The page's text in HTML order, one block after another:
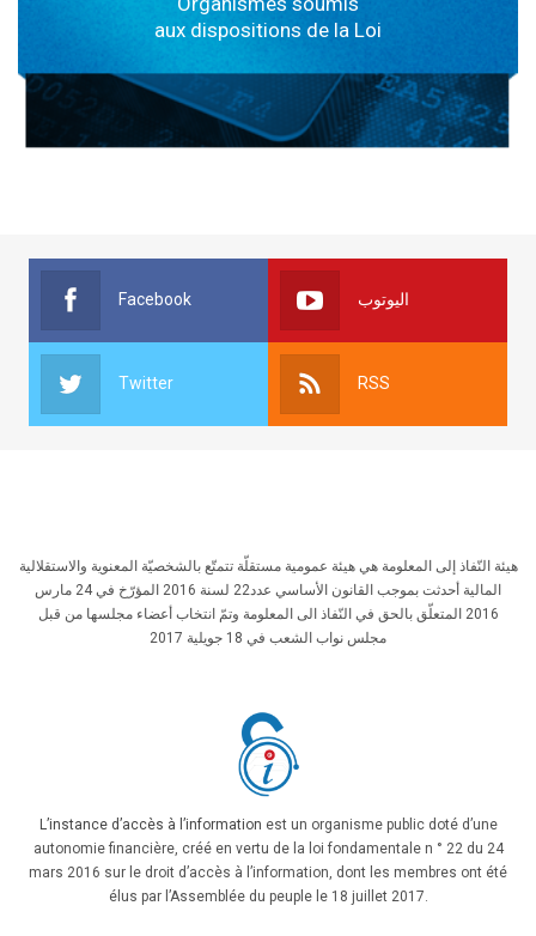
aux dispositions de la Loi
Facebook اليوتوب
Twitter RSS
هيئة النّفاذ إلى المعلومة هي هيئة عمومية مستقلّة تتمتّع بالشخصيّة المعنوية والاستقلالية
المالية أحدثت بموجب القانون الأساسي عدد22 لسنة 2016 المؤرّخ في 24 مارس
2016 المتعلّق بالحق في النّفاذ الى المعلومة وتمّ انتخاب أعضاء مجلسها من قبل
مجلس نواب الشعب في 18 جويلية 2017
L’instance d’accès à l’information est un organisme public doté d’une
autonomie financière, créé en vertu de la loi fondamentale n ° 22 du 24
mars 2016 sur le droit d’accès à l’information, dont les membres ont été
élus par l’Assemblée du peuple le 18 juillet 2017.